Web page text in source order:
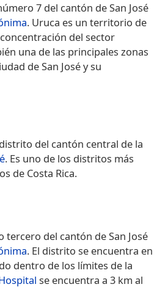
7 del cantón de San José
.​ Uruca es un territorio de
del sector
una de las principales zonas
de San José y su
del cantón central de la
. Es uno de los distritos más
de Costa Rica.
tercero del cantón de San José
. El distrito se encuentra en
dentro de los límites de la
se encuentra a 3 km al